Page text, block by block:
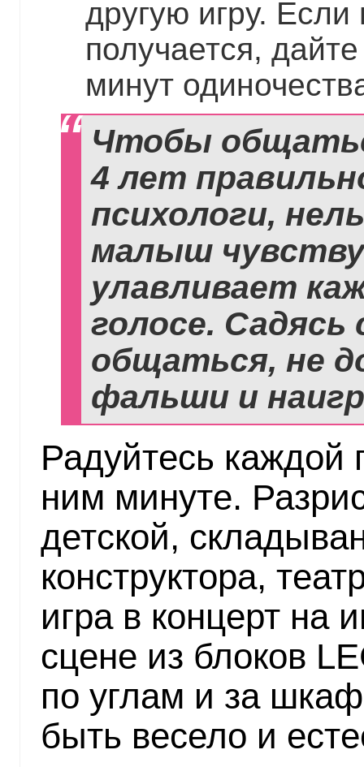
другую игру.
получается,
минут
Чтобы
4 лет
психологи,
малыш
улавливает
голосе.
общаться, не
фальши и
Радуйтесь каждой
ним минуте.
детской,
конструктора,
игра в концерт на
сцене из блоков
по углам и за
быть весело и